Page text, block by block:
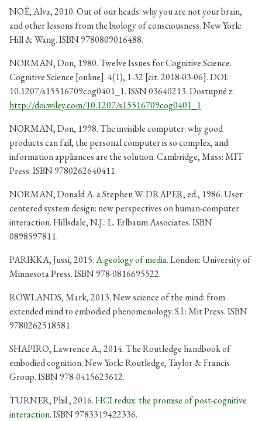
NOË, Alva, 2010. Out of our heads: why you are not your brain,
and other lessons from the biology of consciousness. New York:
Hill & Wang. ISBN 9780809016488.
NORMAN, Don, 1980. Twelve Issues for Cognitive Science.
Cognitive Science [online]. 4(1), 1-32 [cit. 2018-03-06]. DOI:
10.1207/s15516709cog0401_1. ISSN 03640213. Dostupné z:
http://doi.wiley.com/10.1207/s15516709cog0401_1
NORMAN, Don, 1998. The invisible computer: why good
products can fail, the personal computer is so complex, and
information appliances are the solution. Cambridge, Mass: MIT
Press. ISBN 9780262640411.
NORMAN, Donald A. a Stephen W. DRAPER, ed., 1986. User
centered system design: new perspectives on human-computer
interaction. Hillsdale, N.J.: L. Erlbaum Associates. ISBN
0898597811.
PARIKKA, Jussi, 2015.A geology of media. London: University of
Minnesota Press. ISBN 978-0816695522.
ROWLANDS, Mark, 2013. New science of the mind: from
extended mind to embodied phenomenology. S.l.: Mit Press. ISBN
9780262518581.
SHAPIRO, Lawrence A., 2014. The Routledge handbook of
embodied cognition. New York: Routledge, Taylor & Francis
Group. ISBN 978-0415623612.
TURNER, Phil., 2016.HCI redux: the promise of post-cognitive
interaction. ISBN 9783319422336.